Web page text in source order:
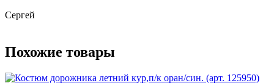
Сергей
Похожие товары